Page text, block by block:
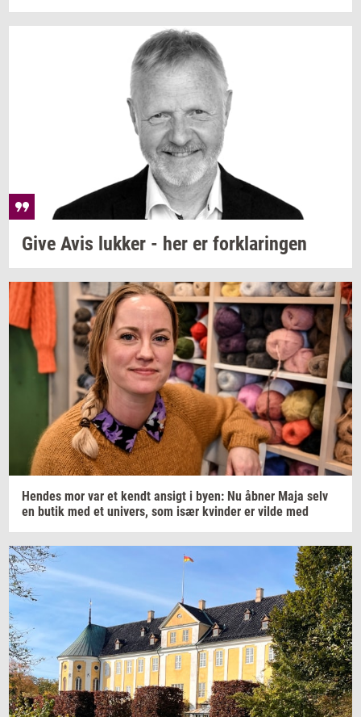
Give Avis luk­ker - her er for­kla­rin­gen
Hen­des mor var et kendt an­sigt i byen: Nu åbner Maja selv
en butik med et uni­vers, som især kvin­der er vilde med